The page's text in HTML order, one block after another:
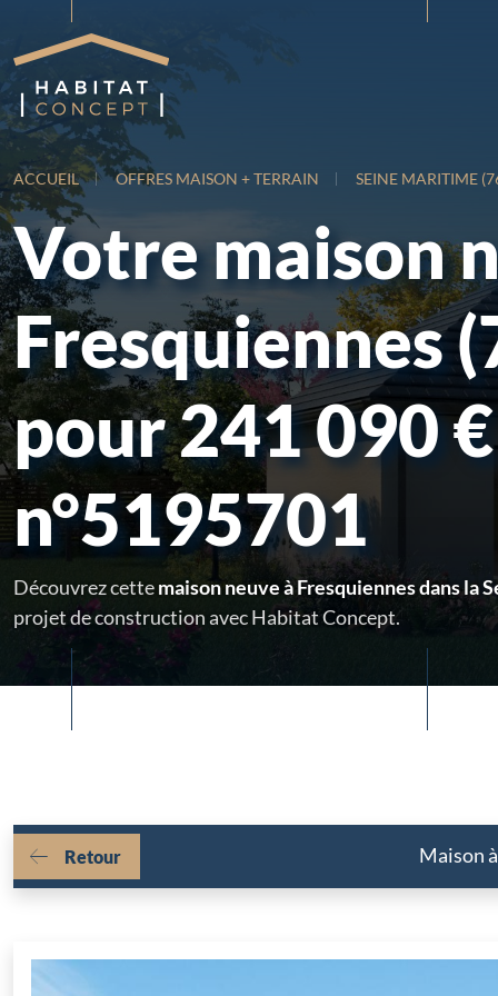
ACCUEIL OFFRES MAISON + TERRAIN SEINE MARITIME
Votre maison
Fresquiennes
pour 241 090 €
n°5195701
Découvrez cettemaison neuve à Fresquiennes dans la
projet de construction avec Habitat Concept.
Retour Maison